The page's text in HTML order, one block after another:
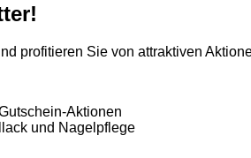
profitieren Sie von attraktiven
Aktionen
und Nagelpflege